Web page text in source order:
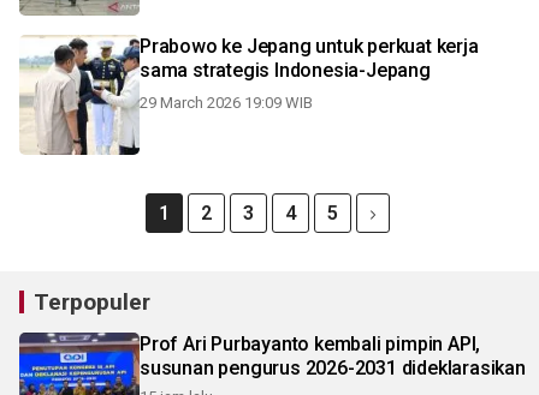
Prabowo ke Jepang untuk perkuat kerja
sama strategis Indonesia-Jepang
29 March 2026 19:09 WIB
1 2 3 4 5
Terpopuler
Prof Ari Purbayanto kembali pimpin API,
susunan pengurus 2026-2031 dideklarasikan